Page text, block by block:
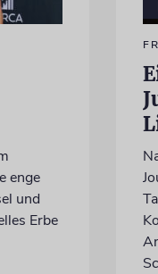
enge
und
Erbe